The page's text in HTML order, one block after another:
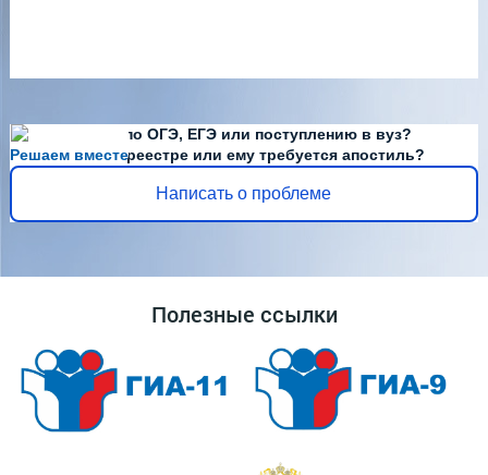
Решаем вместе
Есть вопросы по ОГЭ, ЕГЭ или поступлению в вуз?
Диплома нет в реестре или ему требуется апостиль?
Написать о проблеме
Полезные ссылки